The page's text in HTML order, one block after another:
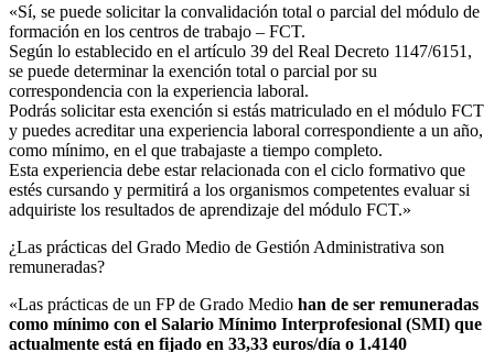
«Sí, se puede solicitar la convalidación total o parcial del módulo de
formación en los centros de trabajo – FCT.
Según lo establecido en el artículo 39 del Real Decreto 1147/6151,
se puede determinar la exención total o parcial por su
correspondencia con la experiencia laboral.
Podrás solicitar esta exención si estás matriculado en el módulo FCT
y puedes acreditar una experiencia laboral correspondiente a un año,
como mínimo, en el que trabajaste a tiempo completo.
Esta experiencia debe estar relacionada con el ciclo formativo que
estés cursando y permitirá a los organismos competentes evaluar si
adquiriste los resultados de aprendizaje del módulo FCT.»
¿Las prácticas del Grado Medio de Gestión Administrativa son
remuneradas?​
«Las prácticas de un FP de Grado Medio han de ser remuneradas
como mínimo con el Salario Mínimo Interprofesional (SMI) que
actualmente está en fijado en 33,33 euros/día o 1.4140